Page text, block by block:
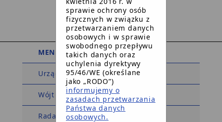
w
Dziemianach
MENU PODMIOTOWE
Urząd Gminy
Wójt Gminy
Rada Gminy
sprawie ochrony osób
fizycznych w związku z
przetwarzaniem danych
osobowych i w sprawie
swobodnego przepływu
takich danych oraz
uchylenia dyrektywy
95/46/WE (określane
jako „RODO”)
informujemy o
zasadach przetwarzania
Państwa danych
osobowych.